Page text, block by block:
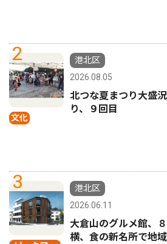
2
文化
港北区
2026.08.05
北つな夏まつり大盛
り、９回目
3
港北区
2026.06.11
大倉山のグルメ館、
横、食の新名所で地